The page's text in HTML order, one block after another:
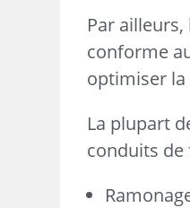
Par
conforme
optimiser
La plupart
conduits de